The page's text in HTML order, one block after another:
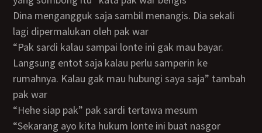
Dina mengangguk saja sambil menangis. Dia sekali
lagi dipermalukan oleh pak war
“Pak sardi kalau sampai lonte ini gak mau bayar.
Langsung entot saja kalau perlu samperin ke
rumahnya. Kalau gak mau hubungi saya saja” tambah
pak war
“Hehe siap pak” pak sardi tertawa mesum
“Sekarang ayo kita hukum lonte ini buat nasgor